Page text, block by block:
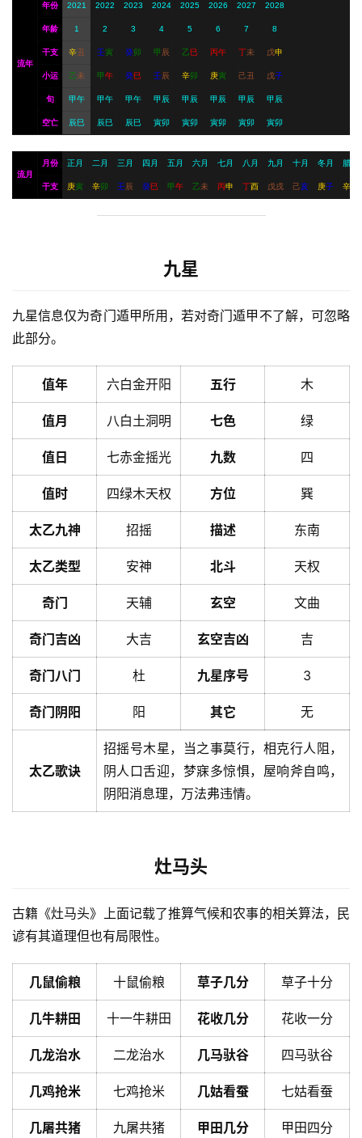
流年
年份 2021 2022 2023 2024 2025 2026 2027 2028
年龄 1 2 3 4 5 6 7 8
干支 辛丑 壬寅 癸卯 甲 辰 乙巳 丙午 丁未 戊申
小运 乙未 甲午 癸巳 壬辰 辛卯 庚寅 己丑 戊子
旬 甲午 甲午 甲午 甲辰 甲辰 甲辰 甲辰 甲辰
空亡 辰巳 辰巳 辰巳 寅卯 寅卯 寅卯 寅卯 寅卯
流月
月份 正月 二月 三月 四月 五月 六月 七月 八月 九月 十月 冬月 腊月
干支 庚寅 辛卯 壬辰 癸巳 甲午 乙未 丙申 丁酉 戊戌 己亥 庚子 辛
九星
九星信息仅为奇门遁甲所用，若对奇门遁甲不了解，可忽略
此部分。
值年 六白金开阳 五行 木
值月 八白土洞明 七色 绿
值日 七赤金摇光 九数 四
值时 四绿木天权 方位 巽
太乙九神 招摇 描述 东南
太乙类型 安神 北斗 天权
奇门 天辅 玄空 文曲
奇门吉凶 大吉 玄空吉凶 吉
奇门八门 杜 九星序号 3
奇门阴阳 阳 其它 无
太乙歌诀
招摇号木星，当之事莫行，相克行人阻，
阴人口舌迎，梦寐多惊惧，屋响斧自鸣，
阴阳消息理，万法弗违情。
灶马头
古籍《灶马头》上面记载了推算气候和农事的相关算法，民
谚有其道理但也有局限性。
几鼠偷粮 十鼠偷粮 草子几分 草子十分
几牛耕田 十一牛耕田 花收几分 花收一分
几龙治水 二龙治水 几马驮谷 四马驮谷
几鸡抢米 七鸡抢米 几姑看蚕 七姑看蚕
几屠共猪 九屠共猪 甲田几分 甲田四分